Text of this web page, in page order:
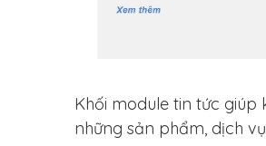
Khối module tin tức
những sản phẩm, dịch